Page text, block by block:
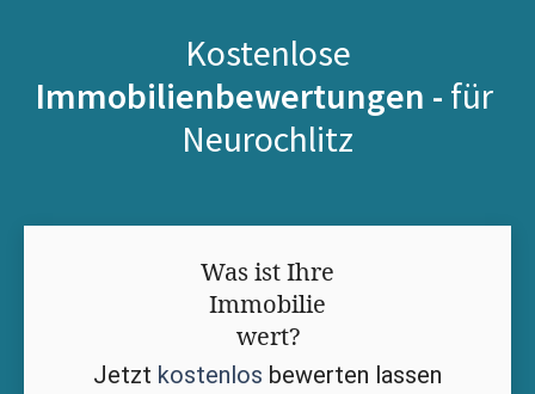
Kostenlose
Immobilienbewertungen - für
Neurochlitz
Was ist Ihre
Immobilie
wert?
Jetzt kostenlos bewerten lassen